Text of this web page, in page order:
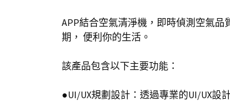
APP結合空氣清淨機，即時偵測空氣
期， 便利你的生活。
該產品包含以下主要功能：
●UI/UX規劃設計：透過專業的UI/UX設